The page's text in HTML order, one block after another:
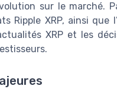
sur le marché.
Ripple XRP, ainsi que
XRP et les